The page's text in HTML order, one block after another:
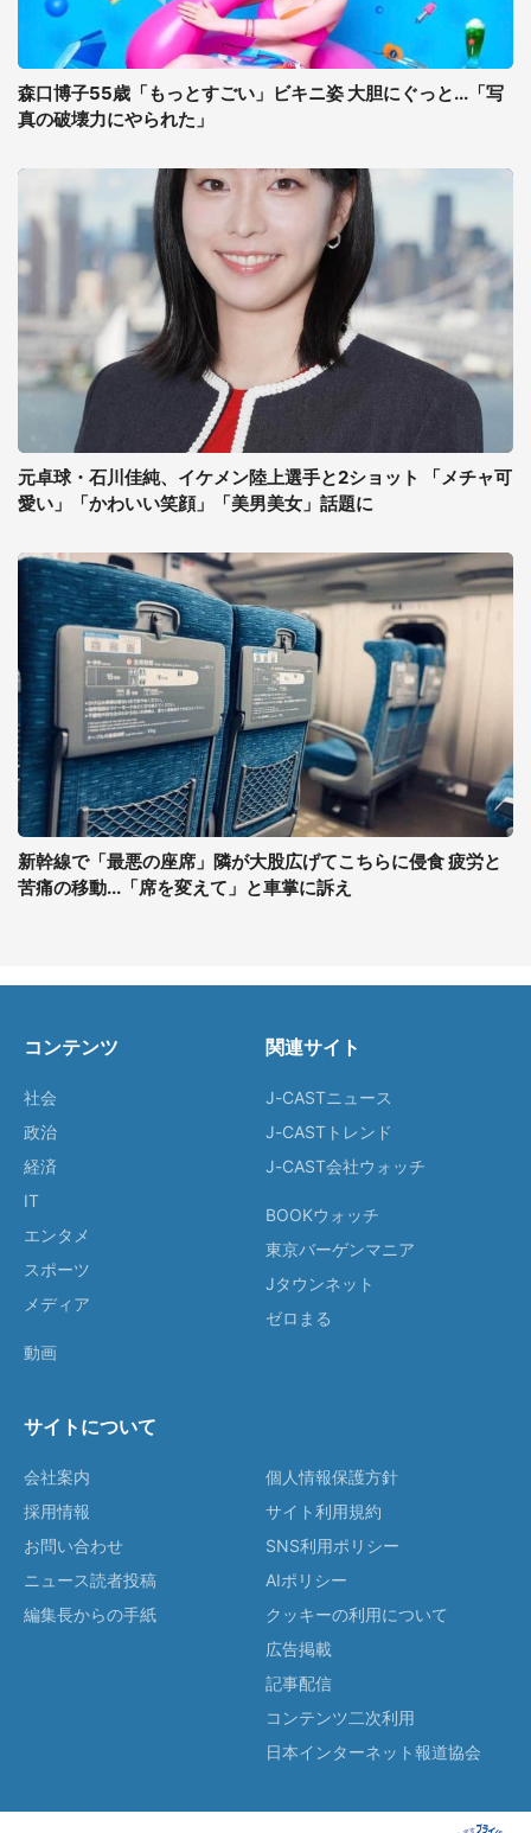
森口博子55歳「もっとすごい」ビキニ姿 大胆にぐっと...「写
真の破壊力にやられた」
元卓球・石川佳純、イケメン陸上選手と2ショット 「メチャ可
愛い」「かわいい笑顔」「美男美女」話題に
新幹線で「最悪の座席」隣が大股広げてこちらに侵食 疲労と
苦痛の移動...「席を変えて」と車掌に訴え
コンテンツ
社会
政治
経済
IT
エンタメ
スポーツ
メディア
動画
関連サイト
J-CASTニュース
J-CASTトレンド
J-CAST会社ウォッチ
BOOKウォッチ
東京バーゲンマニア
Jタウンネット
ゼロまる
サイトについて
会社案内
採用情報
お問い合わせ
ニュース読者投稿
編集長からの手紙
個人情報保護方針
サイト利用規約
SNS利用ポリシー
AIポリシー
クッキーの利用について
広告掲載
記事配信
コンテンツ二次利用
日本インターネット報道協会